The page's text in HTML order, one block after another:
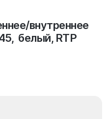
внутреннее
белый, RTP